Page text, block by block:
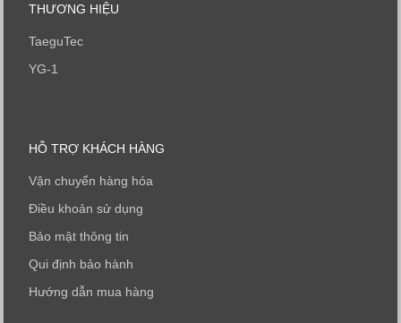
THƯƠNG HIỆU
TaeguTec
YG-1
HỖ TRỢ KHÁCH HÀNG
Vận chuyển hàng hóa
Điều khoản sử dụng
Bảo mật thông tin
Qui định bảo hành
Hướng dẫn mua hàng